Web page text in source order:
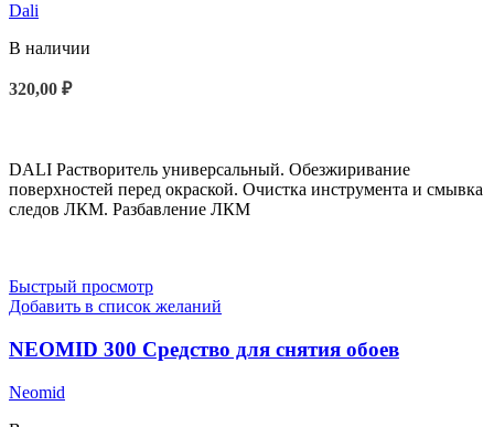
Dali
В наличии
320,00 ₽
DALI Растворитель универсальный. Обезжиривание
поверхностей перед окраской. Очистка инструмента и смывка
следов ЛКМ. Разбавление ЛКМ
Быстрый просмотр
Добавить в список желаний
NEOMID 300 Средство для снятия обоев
Neomid